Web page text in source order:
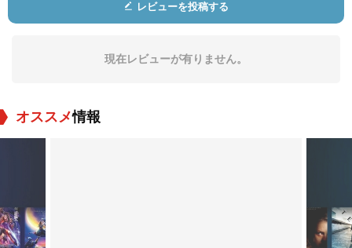
レビューを投稿する
現在レビューが有りません。
オススメ情報